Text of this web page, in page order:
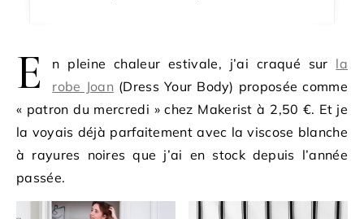
E n pleine chaleur estivale, j’ai craqué sur la
robe Joan (Dress Your Body) proposée comme
« patron du mercredi » chez Makerist à 2,50 €. Et je
la voyais déjà parfaitement avec la viscose blanche
à rayures noires que j’ai en stock depuis l’année
passée.